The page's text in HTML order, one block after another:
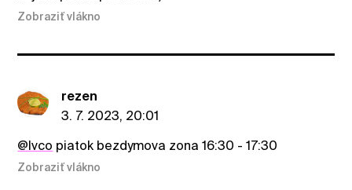
Zobraziť vlákno
rezen
3. 7. 2023, 20:01
@Ivco piatok bezdymova zona 16:30 - 17:30
Zobraziť vlákno